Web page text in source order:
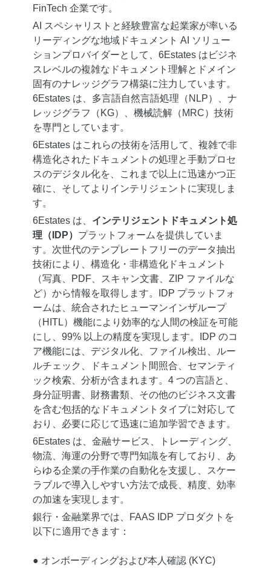
FinTech 企業です。
AI スペシャリストと経験豊富な起業家が率いる
リーディングな地域ドキュメント AI ソリュー
ションプロバイダーとして、6Estates はビジネ
スレベルの複雑なドキュメント理解とドメイン
固有のナレッジグラフ構築に注力しています。
6Estates は、多言語自然言語処理（NLP）、ナ
レッジグラフ（KG）、機械読解（MRC）技術
を専門としています。
6Estates はこれらの技術を活用して、複雑で非
構造化されたドキュメントの処理と手動プロセ
スのデジタル化を、これまで以上に迅速かつ正
確に、そしてよりインテリジェントに実現しま
す。
6Estates は、 インテリジェントドキュメント処
理（IDP） プラットフォームを提供していま
す。次世代のテンプレートフリーのデータ抽出
技術により、構造化・非構造化ドキュメント
（写真、PDF、スキャン文書、ZIP ファイルな
ど）から情報を取得します。IDP プラットフォ
ームは、統合されたヒューマンインザループ
（HITL）機能により効率的な人間の検証を可能
にし、99% 以上の精度を実現します。IDP のコ
ア機能には、デジタル化、ファイル検出、ルー
ルチェック、ドキュメント間照合、セマンティ
ック検索、分析が含まれます。4 つの言語と、
身分証明書、財務書類、その他のビジネス文書
を含む包括的なドキュメントタイプに対応して
おり、必要に応じて迅速に追加学習できます。
6Estates は、金融サービス、トレーディング、
物流、海運の分野で専門知識を有しており、あ
らゆる企業の手作業の自動化を支援し、スケー
ラブルで導入しやすい方法で成長、精度、効率
の加速を実現します。
銀行・金融業界では、FAAS IDP プロダクトを
以下に適用できます：
● オンボーディングおよび本人確認 (KYC)